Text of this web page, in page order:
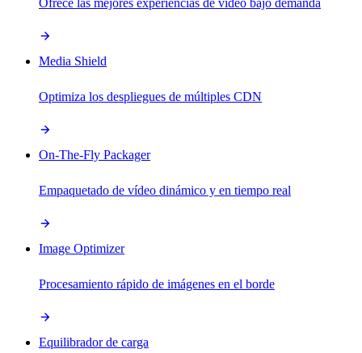
Ofrece las mejores experiencias de vídeo bajo demanda
Media Shield
Optimiza los despliegues de múltiples CDN
On-The-Fly Packager
Empaquetado de vídeo dinámico y en tiempo real
Image Optimizer
Procesamiento rápido de imágenes en el borde
Equilibrador de carga